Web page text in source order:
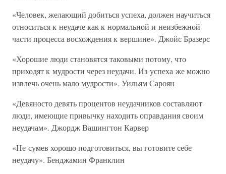
«Человек, желающий добиться успеха, должен научиться
относиться к неудаче как к нормальной и неизбежной
части процесса восхождения к вершине». Джойс Бразерс
«Хорошие люди становятся таковыми потому, что
приходят к мудрости через неудачи. Из успеха же можно
извлечь очень мало мудрости». Уильям Сароян
«Девяносто девять процентов неудачников составляют
люди, имеющие привычку находить оправдания своим
неудачам». Джордж Вашингтон Карвер
«Не сумев хорошо подготовиться, вы готовите себе
неудачу». Бенджамин Франклин